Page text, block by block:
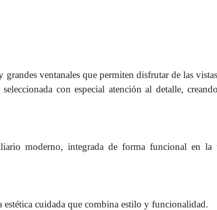
ventanales que permiten disfrutar de las
con especial atención al detalle,
moderno, integrada de forma funcional en la
cuidada que combina estilo y funcionalidad.